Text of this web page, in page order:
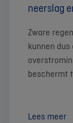
neerslag
Zware
kunnen
beschermt
Lees meer